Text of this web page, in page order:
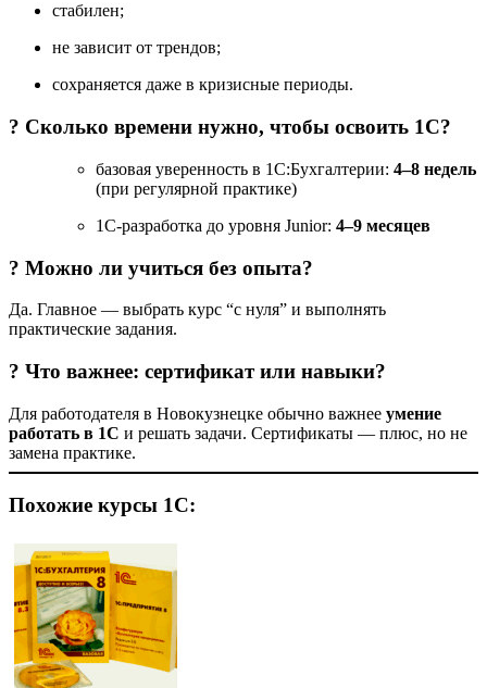
стабилен;
не зависит от трендов;
сохраняется даже в кризисные периоды.
? Сколько времени нужно, чтобы освоить 1С?
базовая уверенность в 1С:Бухгалтерии: 4–8 недель
(при регулярной практике)
1С-разработка до уровня Junior: 4–9 месяцев
? Можно ли учиться без опыта?
Да. Главное — выбрать курс “с нуля” и выполнять
практические задания.
? Что важнее: сертификат или навыки?
Для работодателя в Новокузнецке обычно важнее умение
работать в 1С и решать задачи. Сертификаты — плюс, но не
замена практике.
Похожие курсы 1С: